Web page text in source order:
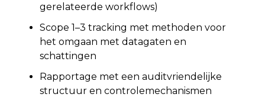
gerelateerde workflows)
Scope 1–3 tracking met methoden voor
het omgaan met datagaten en
schattingen
Rapportage met een auditvriendelijke
structuur en controlemechanismen